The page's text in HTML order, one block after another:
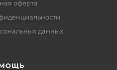
оферта
данных